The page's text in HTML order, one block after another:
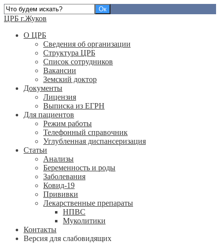
ЦРБ г.Жуков
О ЦРБ
Сведения об организации
Структура ЦРБ
Список сотрудников
Вакансии
Земский доктор
Документы
Лицензия
Выписка из ЕГРН
Для пациентов
Режим работы
Телефонный справочник
Углубленная диспансеризация
Статьи
Анализы
Беременность и роды
Заболевания
Ковид-19
Прививки
Лекарственные препараты
НПВС
Муколитики
Контакты
Версия для слабовидящих